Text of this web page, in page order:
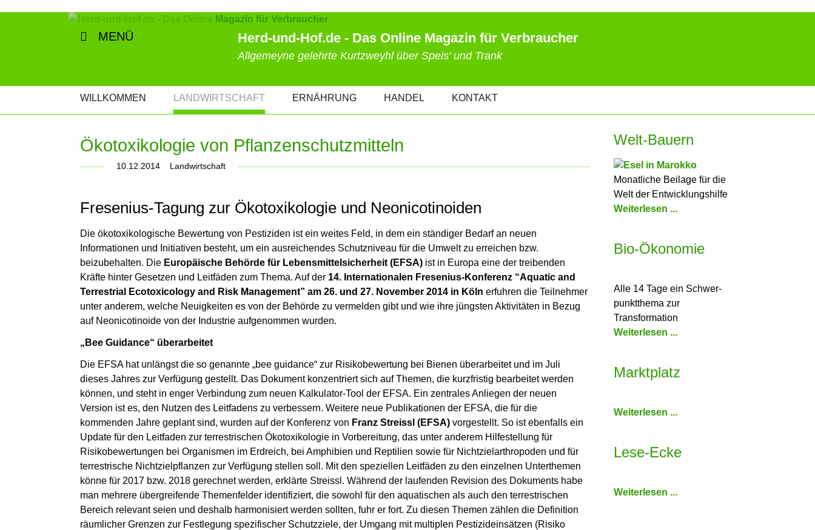
Herd-und-Hof.de - Das Online Magazin für Verbraucher
Allgemeyne gelehrte Kurtzweyhl über Speis' und Trank
MENÜ
NAVIGATION
ÜBERSPRINGEN
WILLKOMMEN LANDWIRTSCHAFT ERNÄHRUNG HANDEL KONTAKT
Ökotoxikologie von Pflanzenschutzmitteln
10.12.2014 Landwirtschaft
Fresenius-Tagung zur Ökotoxikologie und Neonicotinoiden
Die ökotoxikologische Bewertung von Pestiziden ist ein weites Feld, in dem ein ständiger Bedarf an neuen
Informationen und Initiativen besteht, um ein ausreichendes Schutzniveau für die Umwelt zu erreichen bzw.
beizubehalten. Die Europäische Behörde für Lebensmittelsicherheit (EFSA) ist in Europa eine der treibenden
Kräfte hinter Gesetzen und Leitfäden zum Thema. Auf der 14. Internationalen Fresenius-Konferenz “Aquatic and
Terrestrial Ecotoxicology and Risk Management” am 26. und 27. November 2014 in Köln erfuhren die Teilnehmer
unter anderem, welche Neuigkeiten es von der Behörde zu vermelden gibt und wie ihre jüngsten Aktivitäten in Bezug
auf Neonicotinoide von der Industrie aufgenommen wurden.
„Bee Guidance“ überarbeitet
Die EFSA hat unlängst die so genannte „bee guidance“ zur Risikobewertung bei Bienen überarbeitet und im Juli
dieses Jahres zur Verfügung gestellt. Das Dokument konzentriert sich auf Themen, die kurzfristig bearbeitet werden
können, und steht in enger Verbindung zum neuen Kalkulator-Tool der EFSA. Ein zentrales Anliegen der neuen
Version ist es, den Nutzen des Leitfadens zu verbessern. Weitere neue Publikationen der EFSA, die für die
kommenden Jahre geplant sind, wurden auf der Konferenz von Franz Streissl (EFSA) vorgestellt. So ist ebenfalls ein
Update für den Leitfaden zur terrestrischen Ökotoxikologie in Vorbereitung, das unter anderem Hilfestellung für
Risikobewertungen bei Organismen im Erdreich, bei Amphibien und Reptilien sowie für Nichtzielarthropoden und für
terrestrische Nichtzielpflanzen zur Verfügung stellen soll. Mit den speziellen Leitfäden zu den einzelnen Unterthemen
könne für 2017 bzw. 2018 gerechnet werden, erklärte Streissl. Während der laufenden Revision des Dokuments habe
man mehrere übergreifende Themenfelder identifiziert, die sowohl für den aquatischen als auch den terrestrischen
Bereich relevant seien und deshalb harmonisiert werden sollten, fuhr er fort. Zu diesen Themen zählen die Definition
räumlicher Grenzen zur Festlegung spezifischer Schutzziele, der Umgang mit multiplen Pestizideinsätzen (Risiko
Welt-Bauern
Monatliche Beilage für die
Welt der Entwicklungshilfe
Weiterlesen ...
Bio-Ökonomie
Alle 14 Tage ein Schwer­
punkt­thema zur
Transformation
Weiterlesen ...
Marktplatz
Weiterlesen ...
Lese-Ecke
Weiterlesen ...